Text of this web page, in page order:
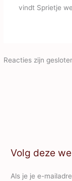
vindt Sprietje
Reacties zijn
Volg deze
Als je je e-